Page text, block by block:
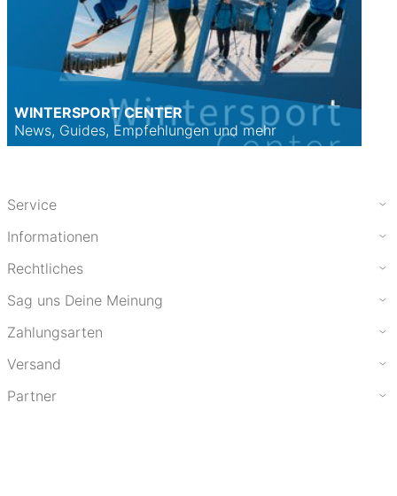
WINTERSPORT CENTER
News, Guides, Empfehlungen und mehr
Service
Informationen
Rechtliches
Sag uns Deine Meinung
Zahlungsarten
Versand
Partner